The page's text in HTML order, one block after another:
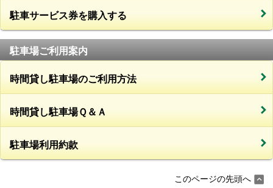
駐車サービス券を購入する
駐車場ご利用案内
時間貸し駐車場のご利用方法
時間貸し駐車場Ｑ＆Ａ
駐車場利用約款
このページの先頭へ